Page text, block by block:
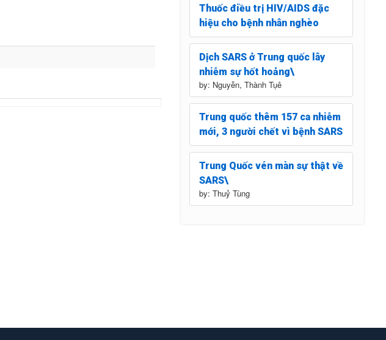
Thuốc điều trị HIV/AIDS đặc
hiệu cho bệnh nhân nghèo
Dịch SARS ở Trung quốc lây
nhiễm sự hốt hoảng\
by: Nguyễn, Thành Tụê
Trung quốc thêm 157 ca nhiễm
mới, 3 người chết vì bệnh SARS
Trung Quốc vén màn sự thật về
SARS\
by: Thuỷ Tùng